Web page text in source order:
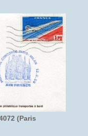
(Paris